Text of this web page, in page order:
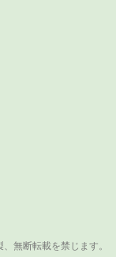
無断転載を禁じます。